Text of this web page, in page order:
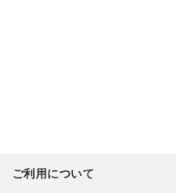
ご利用について